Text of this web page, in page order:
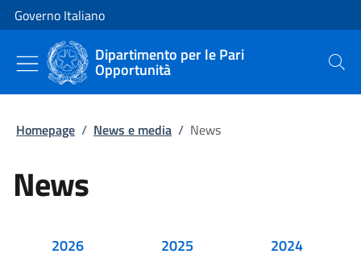
Vai al contenuto
Vai alla navigazione del sito
Governo Italiano
Dipartimento per le Pari
Opportunità Cerca
Homepage / News e media / News
News
2026 2025 2024